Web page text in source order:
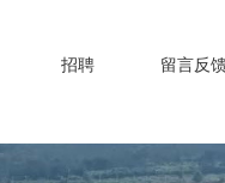
招聘 留言反